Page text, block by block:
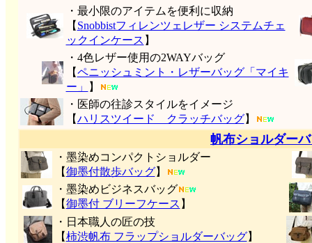
・最小限のアイテムを便利に収納
【 Snobbistフィレンツェレザー システムチェ
ックインケース 】
・4色レザー使用の2WAYバッグ
【ペニッシュミント・レザーバッグ「マイキ
ー」
】
・医師の往診スタイルをイメージ
【ハリスツイード クラッチバッグ】
帆布ショルダー
・墨染めコンパクトショルダー
【御墨付散歩バッグ】
・墨染めビジネスバッグ
【御墨付 ブリーフケース 】
・日本職人の匠の技
【柿渋帆布 フラップショルダーバッグ】